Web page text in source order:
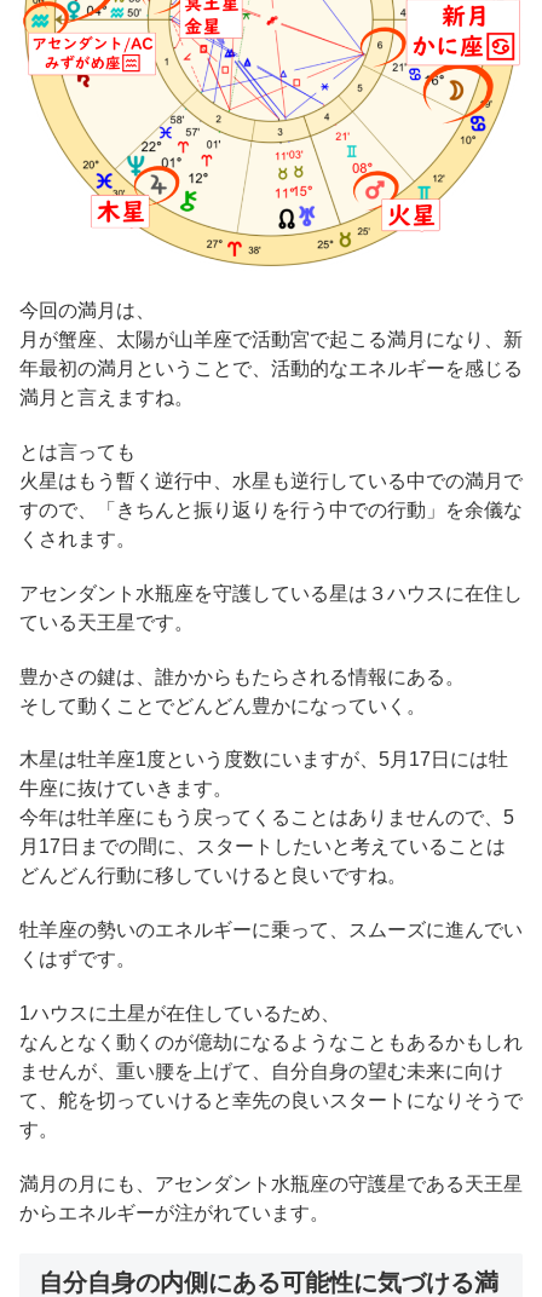
今回の満月は、
月が蟹座、太陽が山羊座で活動宮で起こる満月になり、新
年最初の満月ということで、活動的なエネルギーを感じる
満月と言えますね。
とは言っても
火星はもう暫く逆行中、水星も逆行している中での満月で
すので、「きちんと振り返りを行う中での行動」を余儀な
くされます。
アセンダント水瓶座を守護している星は３ハウスに在住し
ている天王星です。
豊かさの鍵は、誰かからもたらされる情報にある。
そして動くことでどんどん豊かになっていく。
木星は牡羊座1度という度数にいますが、5月17日には牡
牛座に抜けていきます。
今年は牡羊座にもう戻ってくることはありませんので、5
月17日までの間に、スタートしたいと考えていることは
どんどん行動に移していけると良いですね。
牡羊座の勢いのエネルギーに乗って、スムーズに進んでい
くはずです。
1ハウスに土星が在住しているため、
なんとなく動くのが億劫になるようなこともあるかもしれ
ませんが、重い腰を上げて、自分自身の望む未来に向け
て、舵を切っていけると幸先の良いスタートになりそうで
す。
満月の月にも、アセンダント水瓶座の守護星である天王星
からエネルギーが注がれています。
自分自身の内側にある可能性に気づける満